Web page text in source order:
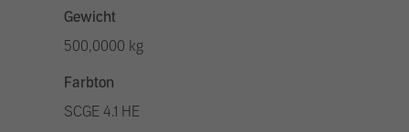
Gewicht
500,0000 kg
Farbton
SCGE 4.1 HE